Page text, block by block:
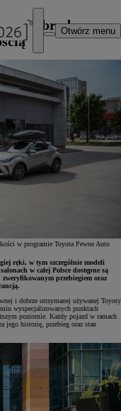
Otwórz menu
hybrydy
ręki, w tym szczególnie modeli
w całej Polsce dostępne są
przebiegiem oraz
i dobrze utrzymanej używanej Toyoty
wyspecjalizowanych punktach
poziomie. Każdy pojazd w ramach
jego historię, przebieg oraz stan